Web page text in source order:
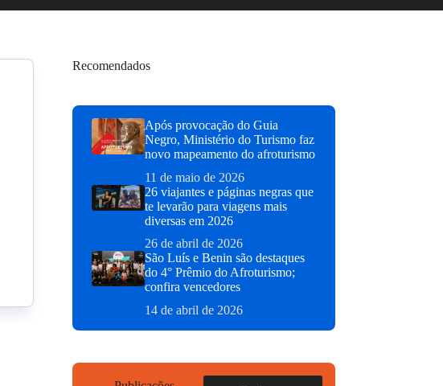
Recomendados
Após provocação do Guia
Negro, Ministério do Turismo faz
novo mapeamento do afroturismo
11 de maio de 2026
26 viajantes e páginas negras que
te levarão para viagens mais
diversas em 2026
26 de abril de 2026
São Luís e Benin são destaques
do 4° Prêmio do Afroturismo;
confira vencedores
14 de abril de 2026